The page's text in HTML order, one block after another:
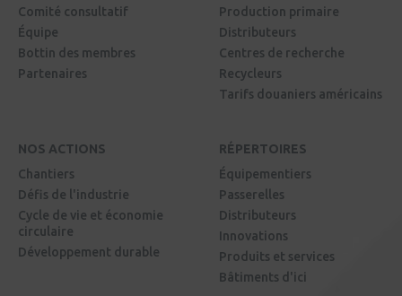
Comité consultatif
Équipe
Bottin des membres
Partenaires
Production primaire
Distributeurs
Centres de recherche
Recycleurs
Tarifs douaniers américains
NOS ACTIONS
Chantiers
Défis de l'industrie
Cycle de vie et économie
circulaire
Développement durable
RÉPERTOIRES
Équipementiers
Passerelles
Distributeurs
Innovations
Produits et services
Bâtiments d'ici